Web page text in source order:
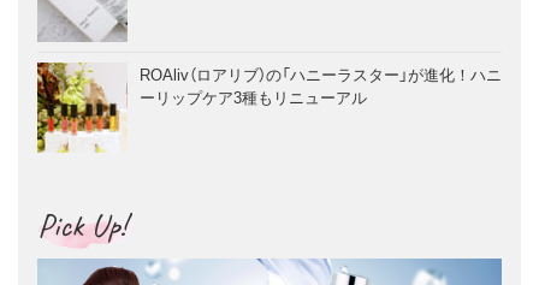
ROAliv（ロアリブ）の「ハニーラスター」が進化！ハニ
ーリップケア3種もリニューアル
Pick Up!